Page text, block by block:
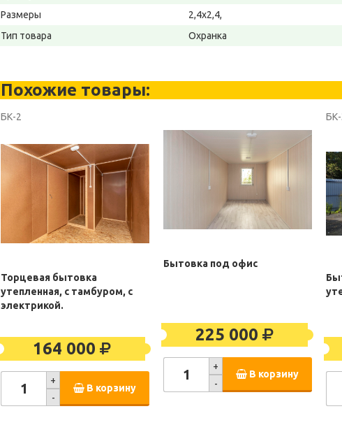
Размеры
2,4х2,4,
Тип товара
Охранка
Похожие товары:
БК-2
Торцевая бытовка
утепленная, с тамбуром, с
электрикой.
164 000
+
-
В корзину
Бытовка под офис
225 000
+
-
В корзину
БК-